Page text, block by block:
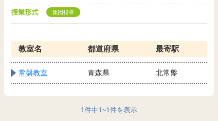
授業形式 集団指導
教室名 都道府県 最寄駅
常盤教室 青森県 北常盤
1件中1~1件を表示